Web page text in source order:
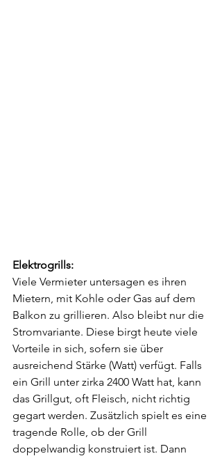
Elektrogrills:
Viele Vermieter untersagen es ihren
Mietern, mit Kohle oder Gas auf dem
Balkon zu grillieren. Also bleibt nur die
Stromvariante. Diese birgt heute viele
Vorteile in sich, sofern sie über
ausreichend Stärke (Watt) verfügt. Falls
ein Grill unter zirka 2400 Watt hat, kann
das Grillgut, oft Fleisch, nicht richtig
gegart werden. Zusätzlich spielt es eine
tragende Rolle, ob der Grill
doppelwandig konstruiert ist. Dann